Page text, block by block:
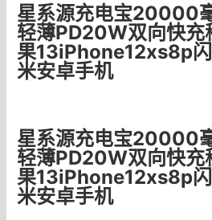
星系源充电宝20000
轻薄PD20W双向快充
果13iPhone12xs8p
米安卓手机
星系源充电宝20000
轻薄PD20W双向快充
果13iPhone12xs8p
米安卓手机